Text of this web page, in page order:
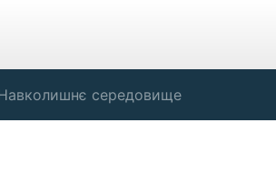
середовище